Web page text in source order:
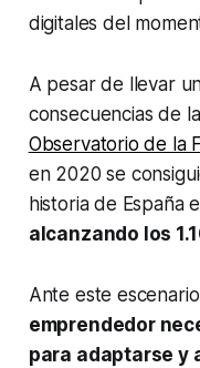
digitales del
A pesar de llevar
consecuencias de
Observatorio de la
en 2020 se
historia de España
alcanzando los
Ante este
emprendedor
para adaptarse y